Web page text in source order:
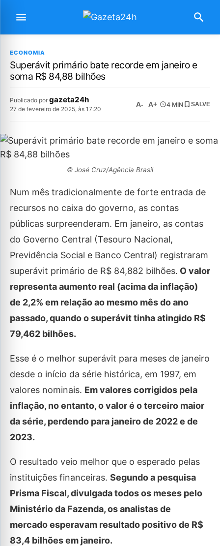
ECONOMIA
Superávit primário bate recorde em janeiro e
soma R$ 84,88 bilhões
Publicado por gazeta24h
27 de fevereiro de 2025, às 17:20
A- A+ 4 MIN SALVE
© José Cruz/Agência Brasil
Num mês tradicionalmente de forte entrada de
recursos no caixa do governo, as contas
públicas surpreenderam. Em janeiro, as contas
do Governo Central (Tesouro Nacional,
Previdência Social e Banco Central) registraram
superávit primário de R$ 84,882 bilhões. O valor
representa aumento real (acima da inflação)
de 2,2% em relação ao mesmo mês do ano
passado, quando o superávit tinha atingido R$
79,462 bilhões.
Esse é o melhor superávit para meses de janeiro
desde o início da série histórica, em 1997, em
valores nominais. Em valores corrigidos pela
inflação, no entanto, o valor é o terceiro maior
da série, perdendo para janeiro de 2022 e de
2023.
O resultado veio melhor que o esperado pelas
instituições financeiras. Segundo a pesquisa
Prisma Fiscal, divulgada todos os meses pelo
Ministério da Fazenda, os analistas de
mercado esperavam resultado positivo de R$
83,4 bilhões em janeiro.